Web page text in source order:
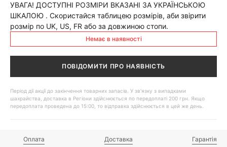
УВАГА! ДОСТУПНІ РОЗМІРИ ВКАЗАНІ ЗА УКРАЇНСЬКОЮ
ШКАЛОЮ . Скористайся таблицею розмірів, аби звірити
розмір по UK, US, FR або за довжиною стопи.
Немає в наявності
ПОВІДОМИТИ ПРО НАЯВНІСТЬ
Період дії акції до закінчення товарних запасів. У зв'язку з випадками
шахрайства, доставка в Регіони здійснюється по передоплаті 200 грн. Якщо
передоплата проведена до 15:00, то відправка здійснюється в цей же день.
Оплата Доставка Гарантія